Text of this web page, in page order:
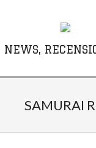
NEWS,
SAMURAI